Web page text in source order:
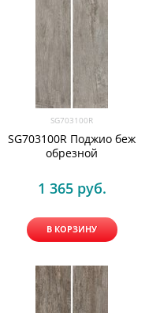
SG703100R
SG703100R Поджио беж
обрезной
1 365 руб.
В КОРЗИНУ